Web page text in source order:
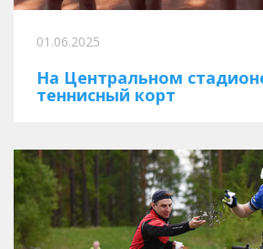
01.06.2025
На Центральном
теннисный корт